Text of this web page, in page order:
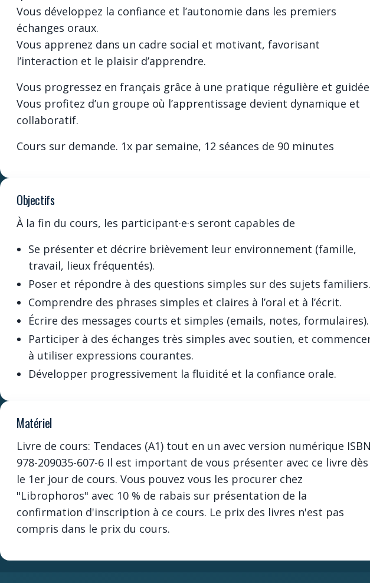
Vous développez la confiance et l’autonomie dans les premiers
échanges oraux.
Vous apprenez dans un cadre social et motivant, favorisant
l’interaction et le plaisir d’apprendre.
Vous progressez en français grâce à une pratique régulière et
Vous profitez d’un groupe où l’apprentissage devient dynamique et
collaboratif.
Cours sur demande. 1x par semaine, 12 séances de 90 minutes
Objectifs
À la fin du cours, les participant·e·s seront capables de
Se présenter et décrire brièvement leur environnement (famille,
travail, lieux fréquentés).
Poser et répondre à des questions simples sur des sujets familiers.
Comprendre des phrases simples et claires à l’oral et à l’écrit.
Écrire des messages courts et simples (emails, notes, formulaires).
Participer à des échanges très simples avec soutien, et
à utiliser expressions courantes.
Développer progressivement la fluidité et la confiance orale.
Matériel
Livre de cours: Tendaces (A1) tout en un avec version numérique ISBN
978-209035-607-6 Il est important de vous présenter avec ce livre dès
le 1er jour de cours. Vous pouvez vous les procurer chez
"Librophoros" avec 10 % de rabais sur présentation de la
confirmation d'inscription à ce cours. Le prix des livres n'est pas
compris dans le prix du cours.